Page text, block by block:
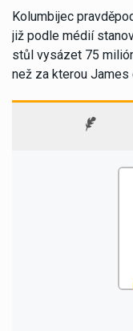
Kolumbijec
již podle médií
stůl vysázet 75
než za kterou